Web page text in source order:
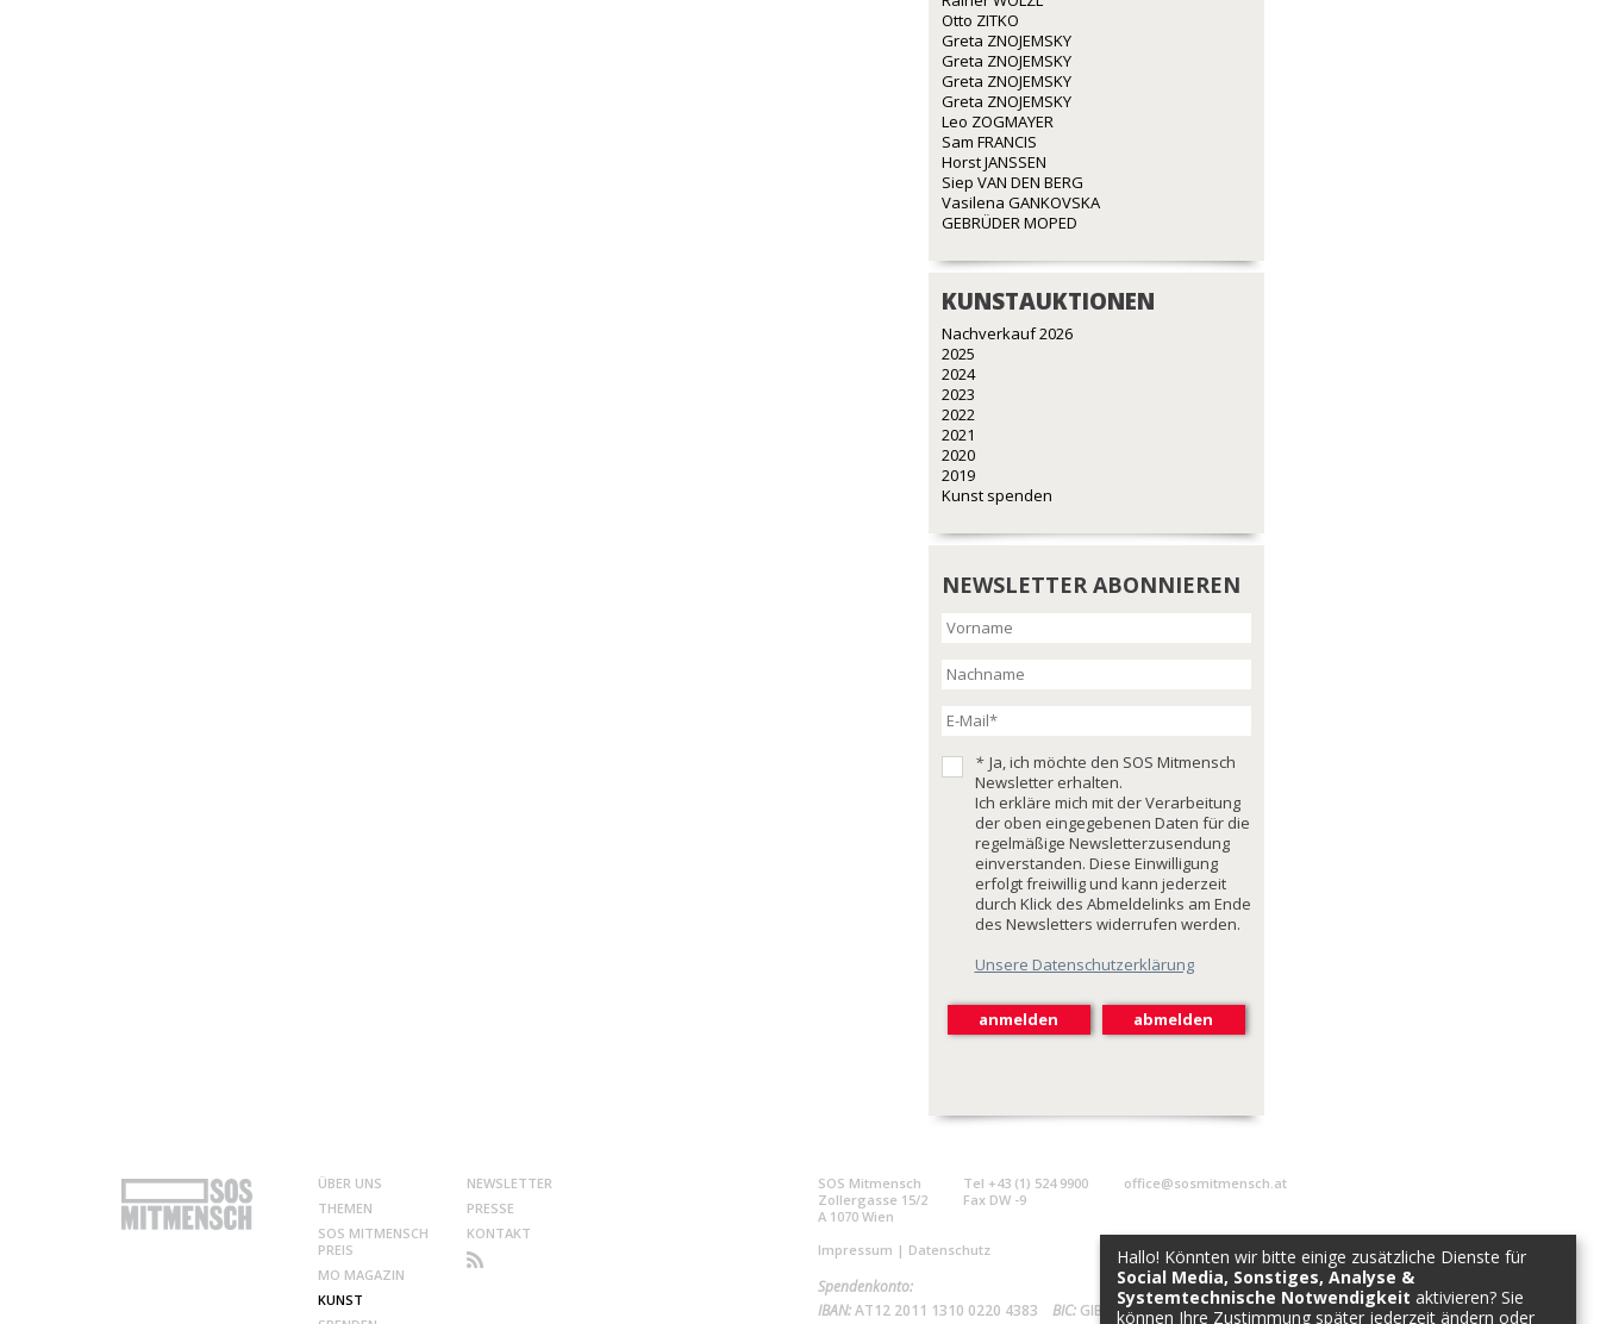
Otto ZITKO
Greta ZNOJEMSKY
Greta ZNOJEMSKY
Greta ZNOJEMSKY
Greta ZNOJEMSKY
Leo ZOGMAYER
Sam FRANCIS
Horst JANSSEN
Siep VAN DEN BERG
Vasilena GANKOVSKA
GEBRÜDER MOPED
KUNSTAUKTIONEN
Nachverkauf 2026
2025
2024
2023
2022
2021
2020
2019
Kunst spenden
NEWSLETTER ABONNIEREN
* Ja, ich möchte den SOS Mitmensch
Newsletter erhalten.
Ich erkläre mich mit der Verarbeitung
der oben eingegebenen Daten für die
regelmäßige Newsletterzusendung
einverstanden. Diese Einwilligung
erfolgt freiwillig und kann jederzeit
durch Klick des Abmeldelinks am Ende
des Newsletters widerrufen werden.
Unsere Datenschutzerklärung
ÜBER UNS
THEMEN
SOS MITMENSCH
PREIS
MO MAGAZIN
KUNST
NEWSLETTER
PRESSE
KONTAKT
SOS Mitmensch
Zollergasse 15/2
A 1070 Wien
Tel +43 (1) 524 9900
Fax DW -9
office@sosmitmensch.at
Impressum | Datenschutz
Spendenkonto:
IBAN:AT12 2011 1310 0220 4383 BIC: GIBAATWWXXX
Hallo! Könnten wir bitte einige zusätzliche Dienste für
Social Media, Sonstiges, Analyse &
Systemtechnische Notwendigkeit aktivieren? Sie
können Ihre Zustimmung später jederzeit ändern oder